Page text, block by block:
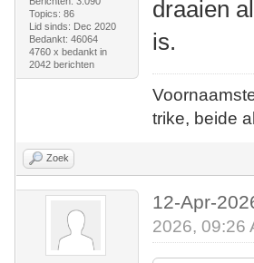
Topics: 86
Lid sinds: Dec 2020
Bedankt: 46064
4760 x bedankt in
2042 berichten
draaien
is.
trike, beide
Zoek
12-Apr-
2026, 09:26